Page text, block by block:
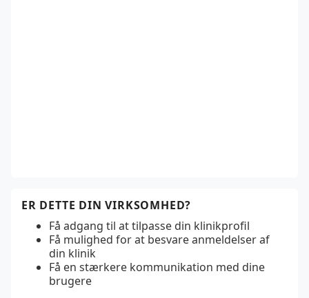
ER DETTE DIN VIRKSOMHED?
Få adgang til at tilpasse din klinikprofil
Få mulighed for at besvare anmeldelser af
din klinik
Få en stærkere kommunikation med dine
brugere